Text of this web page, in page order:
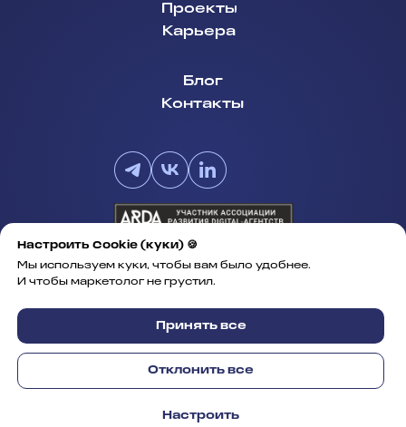
Настроить Сookie (куки) 🍪
Мы используем куки, чтобы вам было удобнее.
И чтобы маркетолог не грустил.
Принять все
Отклонить все
Настроить
Проекты
Карьера
Блог
Контакты
Сведения о СОУТ
Политика работы с
персональными данными
Реквизиты